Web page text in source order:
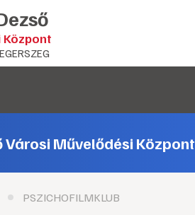
Központ
Városi Művelődési Központ
PSZICHOFILMKLUB